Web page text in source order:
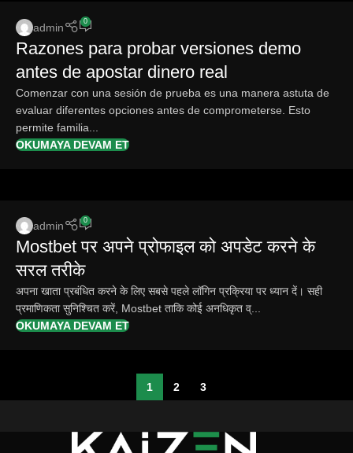
admin 0
Razones para probar versiones demo
antes de apostar dinero real
Comenzar con una sesión de prueba es una manera astuta de
evaluar diferentes opciones antes de comprometerse. Esto
permite familia...
OKUMAYA DEVAM ET
admin 0
Mostbet पर अपने प्रोफाइल को अपडेट करने के
सरल तरीके
अपना खाता प्रबंधित करने के लिए सबसे पहले लॉगिन प्रक्रिया पर ध्यान दें। सही
प्रमाणिकता सुनिश्चित करें, Mostbet ताकि कोई अनधिकृत व्...
OKUMAYA DEVAM ET
1 2 3